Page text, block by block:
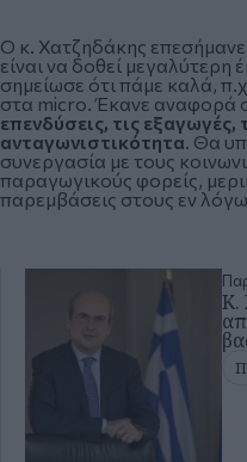
Ο κ. Χατζηδάκης
είναι να δοθεί
σημείωσε ότι πάμε καλά,
στα micro. Έκανε αναφορά
επενδύσεις, τις
ανταγωνιστικότητα. Θα
συνεργασία με τους
παραγωγικούς φορείς,
παρεμβάσεις στους εν
K.